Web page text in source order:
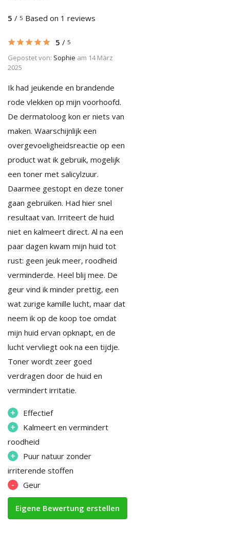
5 / 5 Based on 1 reviews
5 / 5
Gepostet von: Sophie am 14 März
2025
Ik had jeukende en brandende
rode vlekken op mijn voorhoofd.
De dermatoloog kon er niets van
maken. Waarschijnlijk een
overgevoeligheidsreactie op een
product wat ik gebruik, mogelijk
een toner met salicylzuur.
Daarmee gestopt en deze toner
gaan gebruiken. Had hier snel
resultaat van. Irriteert de huid
niet en kalmeert direct. Al na een
paar dagen kwam mijn huid tot
rust: geen jeuk meer, roodheid
verminderde. Heel blij mee. De
geur vind ik minder prettig, een
wat zurige kamille lucht, maar dat
neem ik op de koop toe omdat
mijn huid ervan opknapt, en de
lucht vervliegt ook na een tijdje.
Toner wordt zeer goed
verdragen door de huid en
vermindert irritatie.
+ Effectief
+
Kalmeert en vermindert
roodheid
+
Puur natuur zonder
irriterende stoffen
- Geur
Eigene Bewertung erstellen